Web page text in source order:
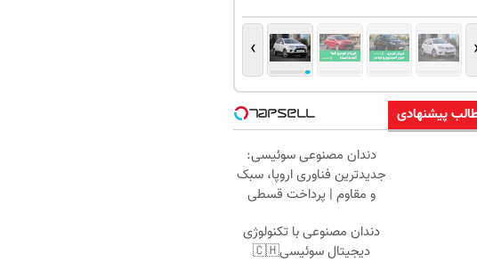
›
پیشنهادی
دندان مصنوعی سوئیسی:
جدیدترین فناوری اروپا، سبک
و مقاوم | پرداخت قسطی
دندان مصنوعی با تکنولوژی
دیجیتال سوئیسی🇨🇭